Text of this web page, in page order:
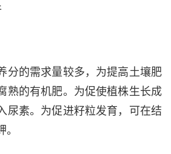
分的需求量较多，为提高土壤肥
熟的有机肥。为促使植株生长成
尿素。为促进籽粒发育，可在结